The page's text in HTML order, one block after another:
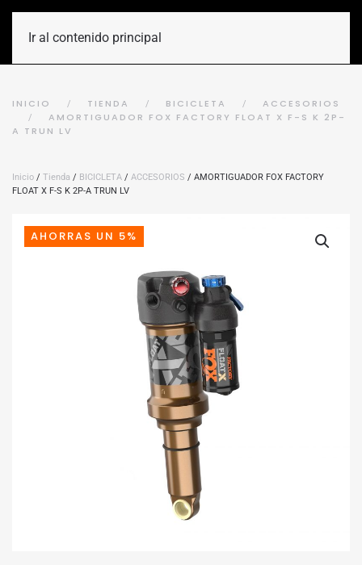
Ir al contenido principal
INICIO TIENDA BICICLETA
ACCESORIOS
AMORTIGUADOR FOX FACTORY FLOAT X F-S K 2P-
A TRUN LV
Inicio / Tienda / BICICLETA / ACCESORIOS / AMORTIGUADOR FOX FACTORY
FLOAT X F-S K 2P-A TRUN LV
AHORRAS UN 5%